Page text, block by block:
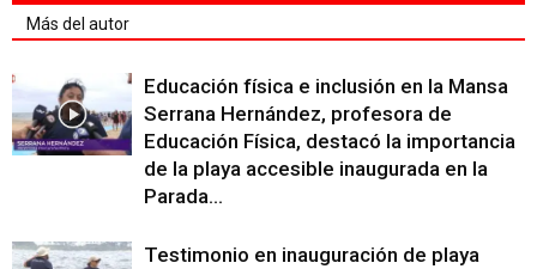
Más del autor
Educación física e inclusión en la Mansa
Serrana Hernández, profesora de
Educación Física, destacó la importancia
de la playa accesible inaugurada en la
Parada...
Testimonio en inauguración de playa